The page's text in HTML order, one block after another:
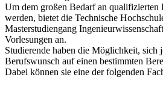
Um dem großen Bedarf an qualifizierten
werden, bietet die Technische
Masterstudiengang
Vorlesungen an.
Studierende haben die Möglichkeit, sich
Berufswunsch auf einen bestimmten
Dabei können sie eine der folgenden